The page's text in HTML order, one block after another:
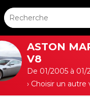
ASTON
V8
De 01/2005 à 01/
› Choisir un autre